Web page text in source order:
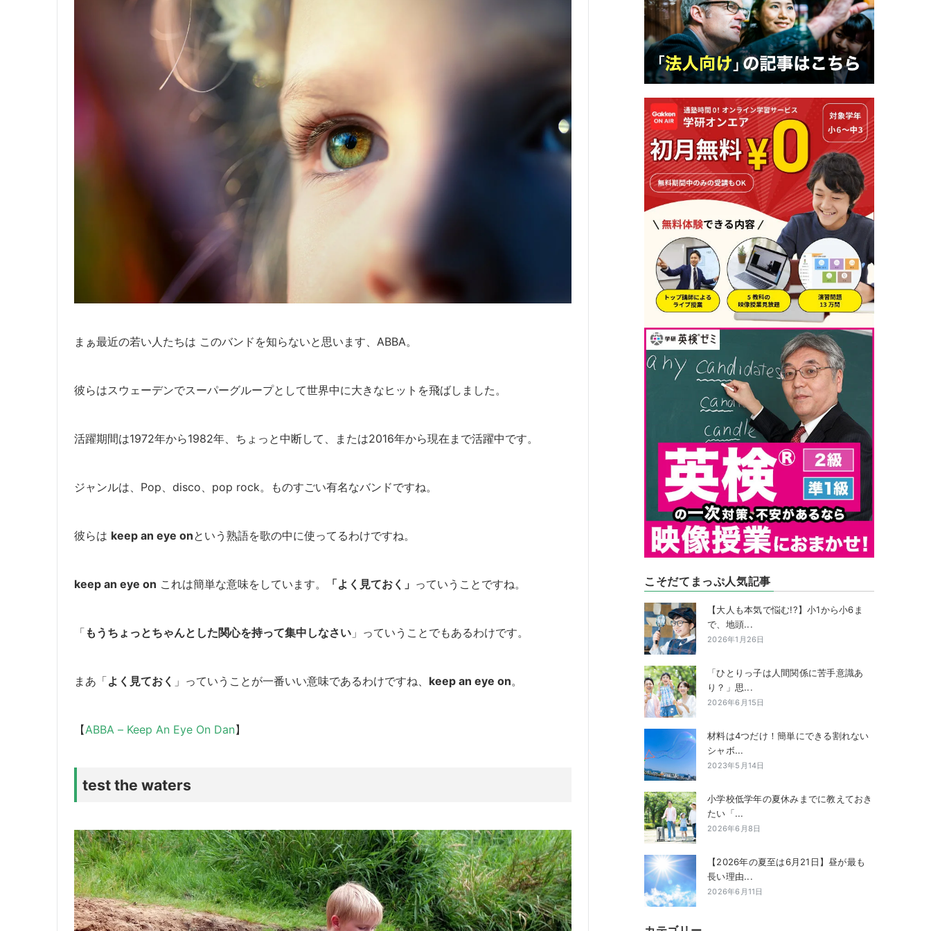
まぁ最近の若い人たちは このバンドを知らないと思います、ABBA。
彼らはスウェーデンでスーパーグループとして世界中に大きなヒットを飛ばしました。
活躍期間は1972年から1982年、ちょっと中断して、または2016年から現在まで活躍中です。
ジャンルは、Pop、disco、pop rock。 ものすごい有名なバンドですね。
彼らは keep an eye onという熟語を歌の中に使ってるわけですね。
keep an eye on これは簡単な意味をしています。 「よく見ておく」 っていうことですね。
「 もうちょっとちゃんとした関心を持って集中しなさい 」っていうことでもあるわけです。
まあ「よく見ておく 」っていうことが一番いい意味であるわけですね、 keep an eye on。
【ABBA – Keep An Eye On Dan】
test the waters
こそだてまっぷ人気記事
【大人も本気で悩む!?】小1から小6ま
で、地頭...
2026年1月26日
「ひとりっ子は人間関係に苦手意識あ
り？」思...
2026年6月15日
材料は4つだけ！簡単にできる割れない
シャボ...
2023年5月14日
小学校低学年の夏休みまでに教えておき
たい「...
2026年6月8日
【2026年の夏至は6月21日】昼が最も
長い理由...
2026年6月11日